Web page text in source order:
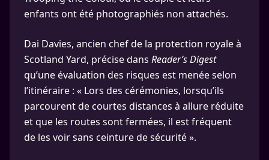
enfants ont été photographiés non attachés.
Dai Davies, ancien chef de la protection royale à
Scotland Yard, précise dans Reader’s Digest
qu’une évaluation des risques est menée selon
l’itinéraire : « Lors des cérémonies, lorsqu’ils
parcourent de courtes distances à allure réduite
et que les routes sont fermées, il est fréquent
de les voir sans ceinture de sécurité ».